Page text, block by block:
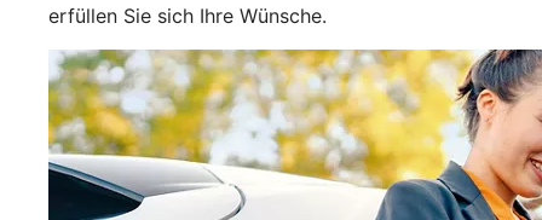
erfüllen Sie sich Ihre Wünsche.